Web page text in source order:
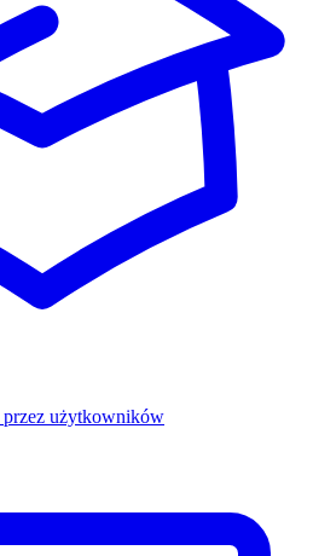
użytkowników